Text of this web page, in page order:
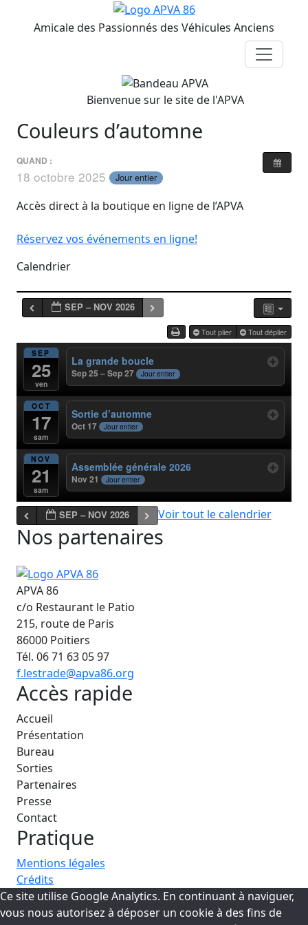
Amicale des Passionnés des Véhicules Anciens
Bienvenue sur le site de l'APVA
Couleurs d’automne
QUAND :
18 octobre 2025 Jour entier
Accès direct à la boutique en ligne de l’APVA
Réservez vos événements en ligne!
Calendrier
SEP – NOV 2026
Tout plier Tout déplier
SEP
25
ven
La grande boucle
Sep 25 – Sep 27 Jour entier
OCT
17
sam
Sortie d’automne
Oct 17 Jour entier
NOV
21
sam
Assemblée générale 2026
Nov 21 Jour entier
SEP – NOV 2026 Voir tout le calendrier
Nos partenaires
APVA 86
c/o Restaurant le Patio
215, route de Paris
86000 Poitiers
Tél. 06 71 63 05 97
f.lestrade@apva86.org
Accès rapide
Accueil
Présentation
Bureau
Sorties
Partenaires
Presse
Contact
Pratique
Mentions légales
Crédits
Ce site utilise Google Analytics. En continuant à naviguer,
vous nous autorisez à déposer un cookie à des fins de